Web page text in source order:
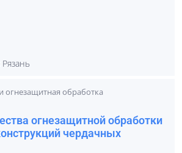
Рязань
огнезащитная обработка
огнезащитной обработки
чердачных